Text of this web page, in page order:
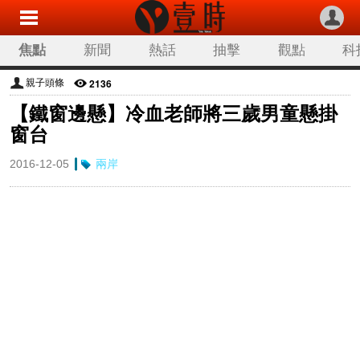
焦點 新聞 熱話 抽擊 觀點 科
親子頭條 2136
【鐵窗邊懸】冷血老師將三歲男童懸掛
窗台
2016-12-05 兩岸